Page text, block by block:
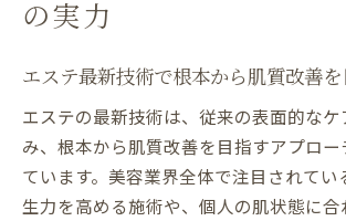
の実力
エステ最新技術で根本から肌質改善
エステの最新技術は、従来の表面的な
み、根本から肌質改善を目指すアプロー
ています。美容業界全体で注目されて
生力を高める施術や、個人の肌状態に